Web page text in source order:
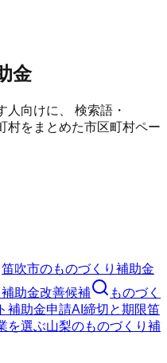
金
人向けに、 検索語・
村をまとめた市区町村ペー
笛吹市のものづくり補助金
助金改善候補
ものづく
補助金申請AI 締切と期限笛
を選ぶ山梨のものづくり補